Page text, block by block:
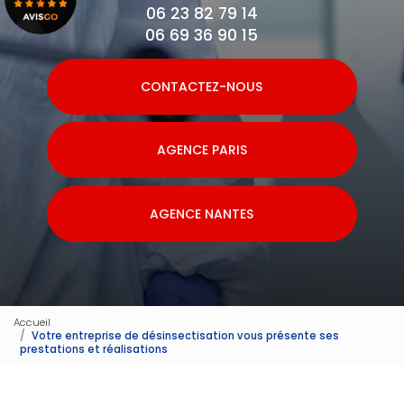
06 23 82 79 14
06 69 36 90 15
CONTACTEZ-NOUS
AGENCE PARIS
AGENCE NANTES
Voir le certificat
Accueil
Votre entreprise de désinsectisation vous présente ses
prestations et réalisations